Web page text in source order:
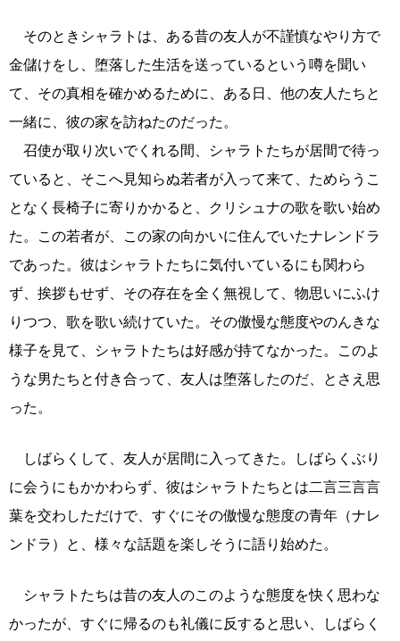
そのときシャラトは、ある昔の友人が不謹慎なやり方で
金儲けをし、堕落した生活を送っているという噂を聞い
て、その真相を確かめるために、ある日、他の友人たちと
一緒に、彼の家を訪ねたのだった。
召使が取り次いでくれる間、シャラトたちが居間で待っ
ていると、そこへ見知らぬ若者が入って来て、ためらうこ
となく長椅子に寄りかかると、クリシュナの歌を歌い始め
た。この若者が、この家の向かいに住んでいたナレンドラ
であった。彼はシャラトたちに気付いているにも関わら
ず、挨拶もせず、その存在を全く無視して、物思いにふけ
りつつ、歌を歌い続けていた。その傲慢な態度やのんきな
様子を見て、シャラトたちは好感が持てなかった。このよ
うな男たちと付き合って、友人は堕落したのだ、とさえ思
った。
しばらくして、友人が居間に入ってきた。しばらくぶり
に会うにもかかわらず、彼はシャラトたちとは二言三言言
葉を交わしただけで、すぐにその傲慢な態度の青年（ナレ
ンドラ）と、様々な話題を楽しそうに語り始めた。
シャラトたちは昔の友人のこのような態度を快く思わな
かったが、すぐに帰るのも礼儀に反すると思い、しばらく